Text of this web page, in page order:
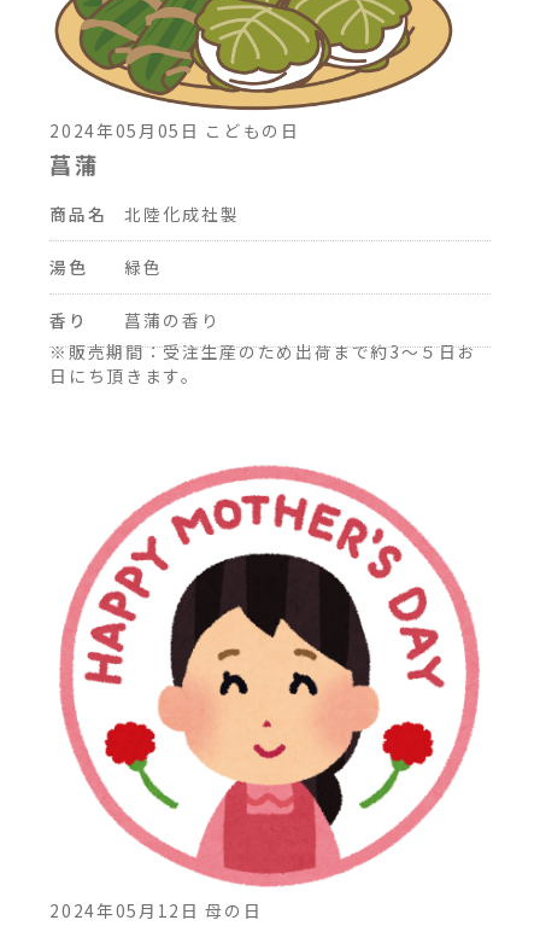
※販売期間：受注生産のため出荷まで約3～５日お
日にち頂きます。
2024年05月05日 こどもの日
菖蒲
商品名 北陸化成社製
湯色 緑色
香り 菖蒲の香り
2024年05月12日 母の日